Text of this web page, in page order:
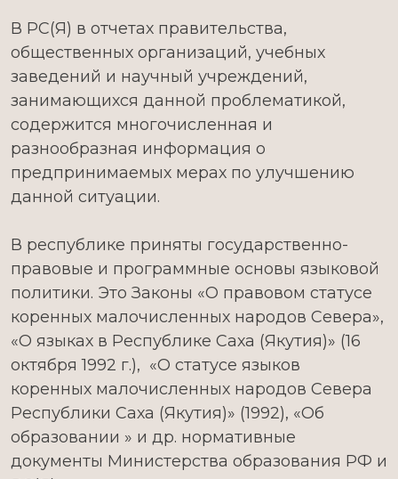
В РС(Я) в отчетах правительства,
общественных организаций, учебных
заведений и научный учреждений,
занимающихся данной проблематикой,
содержится многочисленная и
разнообразная информация о
предпринимаемых мерах по улучшению
данной ситуации.
В республике приняты государственно-
правовые и программные основы языковой
политики. Это Законы «О правовом статусе
коренных малочисленных народов Севера»,
«О языках в Республике Саха (Якутия)» (16
октября 1992 г.), «О статусе языков
коренных малочисленных народов Севера
Республики Саха (Якутия)» (1992), «Об
образовании » и др. нормативные
документы Министерства образования РФ и